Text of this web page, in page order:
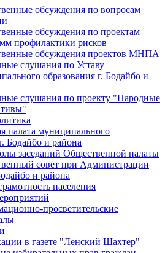
обсуждения по вопросам
обсуждения по проектам
профилактики рисков
обсуждения проектов МНПА
слушания по Уставу
образования г. Бодайбо и
слушания по проекту "Народные
палата муниципального
Бодайбо и района
заседаний Общественной палаты
совет при Администрации
и района
населения
просветительские
в газете "Ленский Шахтер"